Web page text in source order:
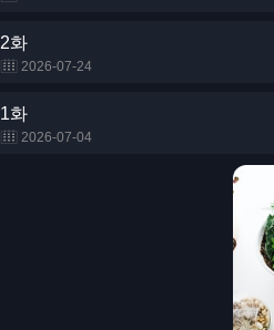
2화
2026-07-24
1화
2026-07-04